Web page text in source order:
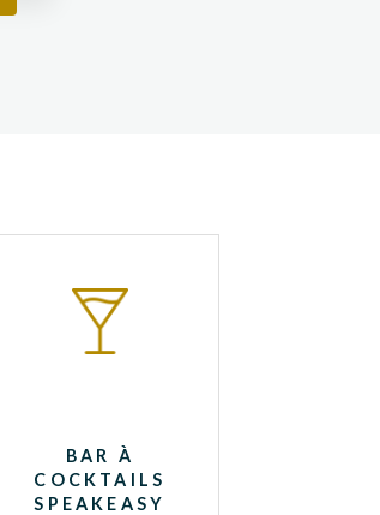
BAR À
COCKTAILS
SPEAKEASY